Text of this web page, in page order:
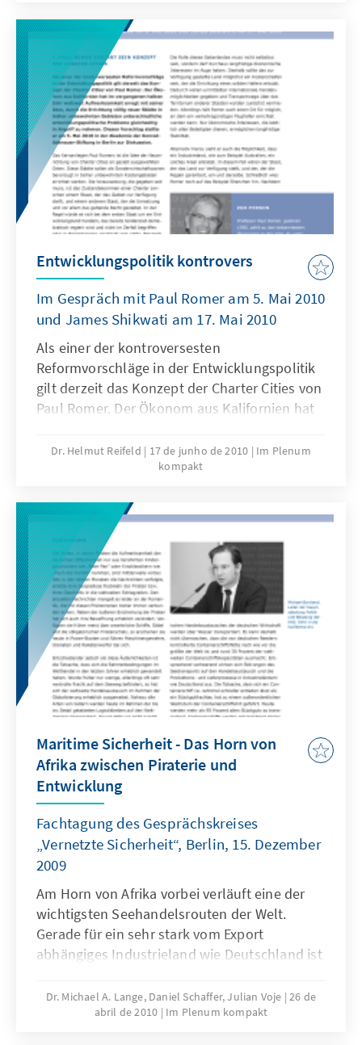
Zivilgesellschaft, Wirtschaft und Wissenschaft
waren der Einladung gefolgt und diskutierten
während des zweitägigen Programms über
die Rolle von Zivilgesellschaft und Staat, die
Verschränkung von
Außenwirtschaftsförderung und
Entwicklungspolitik sowie den
Zusammenhang von nachhaltiger
Entwicklung und Klimaschutz.
Entwicklungspolitik kontrovers
Im Gespräch mit Paul Romer am 5. Mai 2010
und James Shikwati am 17. Mai 2010
Als einer der kontroversesten
Reformvorschläge in der Entwicklungspolitik
gilt derzeit das Konzept der Charter Cities von
Paul Romer. Der Ökonom aus Kalifornien hat
Aufmerksamkeit erregt mit seiner Idee, durch
die Errichtung völlig neuer Städte in bisher
entwicklungspolitische Probleme gleichzeitig
in Angriff zu nehmen. Diesen Vorschlag stellte
er am 5. Mai 2010 in der Akademie der
Konrad-Adenauer-Stiftung in Berlin zur
Diskussion. | Der Kenianer James Shikwati ist
einer der rigorosesten Kritiker westlicher
Entwicklungshilfe für Afrika. In den
vergangenen fünf Jahren ist er durch mehrere
Interviews auch in den deutschen Medien
bekannt geworden. Sein Anliegen ist es, den
Menschen in Subsahara Afrika
damit zugleich ein neues Selbstbewusstsein
zu vermitteln. Warum es deshalb erforderlich
ist, das Verhältnis von westlichen „Gebern”
bestimmen, erläuterte er am 17. Mai 2010
beim „9. Bonner Frühstücksforum der KAS” in
Bad Godesberg.
Dr. Helmut Reifeld 17 de junho de 2010
Im Plenum
kompakt
Maritime Sicherheit - Das Horn von
Afrika zwischen Piraterie und
Entwicklung
Fachtagung des Gesprächskreises
„Vernetzte Sicherheit“, Berlin, 15. Dezember
2009
Am Horn von Afrika vorbei verläuft eine der
wichtigsten Seehandelsrouten der Welt.
Gerade für ein sehr stark vom Export
abhängiges Industrieland wie Deutschland ist
wichtiger Wachstumsfaktor.Zur Bekämpfung
der hauptsächlich aus dem "failed state"
Dr. Michael A. Lange, Daniel Schaffer, Julian Voje 26 de
abril de 2010
Im Plenum kompakt